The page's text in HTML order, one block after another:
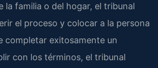
la familia o del hogar, el tribunal
el proceso y colocar a la persona
completar exitosamente un
con los términos, el tribunal